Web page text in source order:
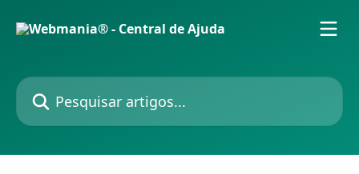
Pesquisar artigos...